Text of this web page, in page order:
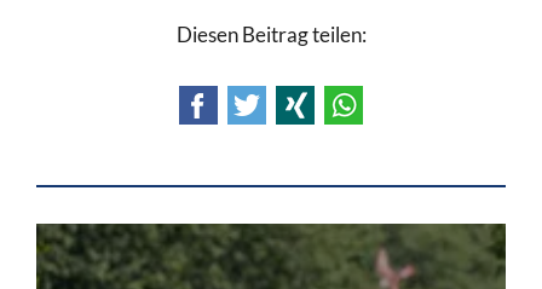
Diesen Beitrag teilen:
FacebookTwitterXing